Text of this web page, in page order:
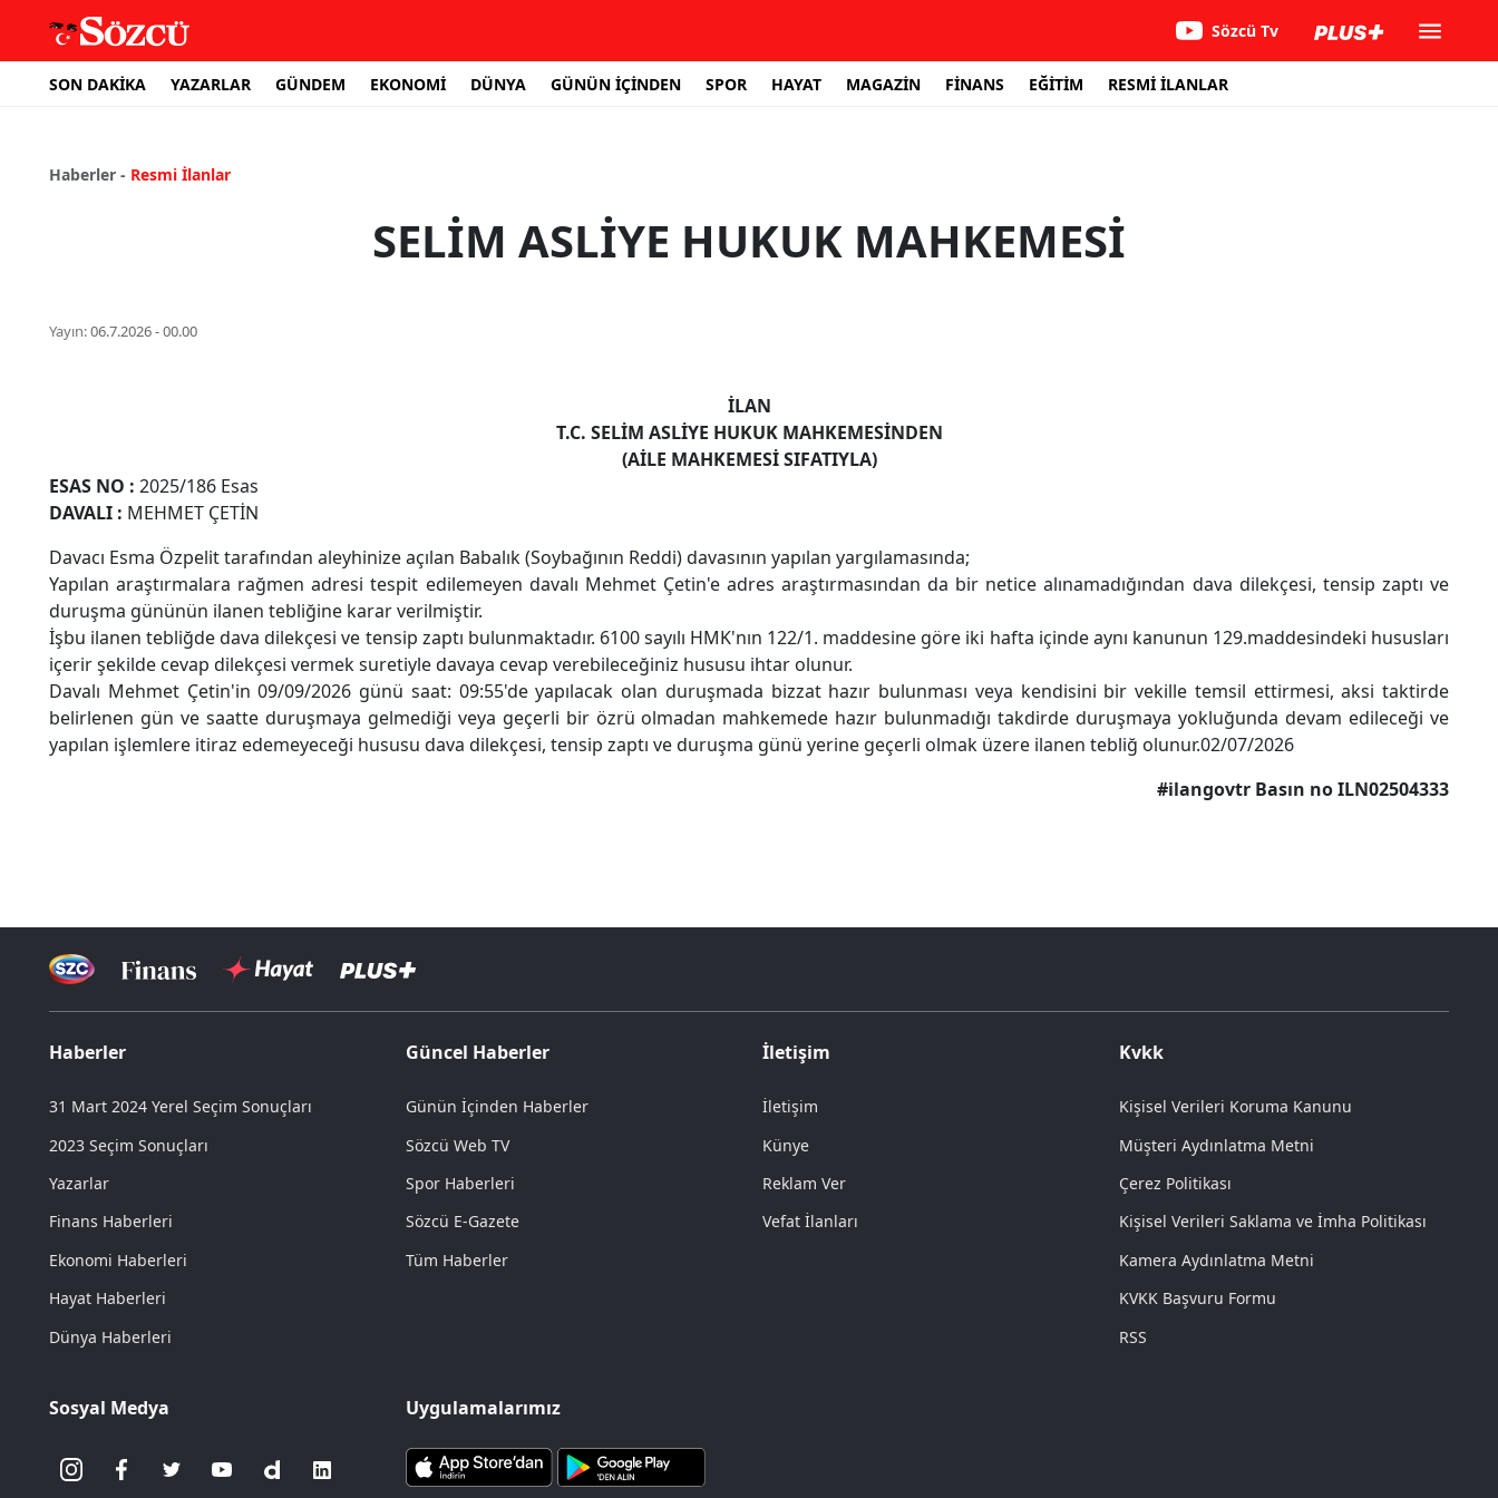
Sözcü Tv
SON DAKİKA YAZARLAR GÜNDEM EKONOMİ DÜNYA GÜNÜN İÇİNDEN SPOR HAYAT MAGAZİN FİNANS EĞİTİM RESMİ İLANLAR
Haberler - Resmi İlanlar
SELİM ASLİYE HUKUK MAHKEMESİ
Yayın:06.7.2026 - 00.00
İLAN
T.C. SELİM ASLİYE HUKUK MAHKEMESİNDEN
(AİLE MAHKEMESİ SIFATIYLA)
ESAS NO : 2025/186 Esas
DAVALI : MEHMET ÇETİN
Davacı Esma Özpelit tarafından aleyhinize açılan Babalık (Soybağının Reddi) davasının yapılan yargılamasında;
Yapılan araştırmalara rağmen adresi tespit edilemeyen davalı Mehmet Çetin'e adres araştırmasından da bir netice alınamadığından dava dilekçesi, tensip zaptı ve
duruşma gününün ilanen tebliğine karar verilmiştir.
İşbu ilanen tebliğde dava dilekçesi ve tensip zaptı bulunmaktadır. 6100 sayılı HMK'nın 122/1. maddesine göre iki hafta içinde aynı kanunun 129.maddesindeki hususları
içerir şekilde cevap dilekçesi vermek suretiyle davaya cevap verebileceğiniz hususu ihtar olunur.
Davalı Mehmet Çetin'in 09/09/2026 günü saat: 09:55'de yapılacak olan duruşmada bizzat hazır bulunması veya kendisini bir vekille temsil ettirmesi, aksi taktirde
belirlenen gün ve saatte duruşmaya gelmediği veya geçerli bir özrü olmadan mahkemede hazır bulunmadığı takdirde duruşmaya yokluğunda devam edileceği ve
yapılan işlemlere itiraz edemeyeceği hususu dava dilekçesi, tensip zaptı ve duruşma günü yerine geçerli olmak üzere ilanen tebliğ olunur.02/07/2026
#ilangovtr Basın no ILN02504333
Haberler
31 Mart 2024 Yerel Seçim Sonuçları
2023 Seçim Sonuçları
Yazarlar
Finans Haberleri
Ekonomi Haberleri
Hayat Haberleri
Dünya Haberleri
Güncel Haberler
Günün İçinden Haberler
Sözcü Web TV
Spor Haberleri
Sözcü E-Gazete
Tüm Haberler
İletişim
İletişim
Künye
Reklam Ver
Vefat İlanları
Kvkk
Kişisel Verileri Koruma Kanunu
Müşteri Aydınlatma Metni
Çerez Politikası
Kişisel Verileri Saklama ve İmha Politikası
Kamera Aydınlatma Metni
KVKK Başvuru Formu
RSS
Sosyal Medya Uygulamalarımız